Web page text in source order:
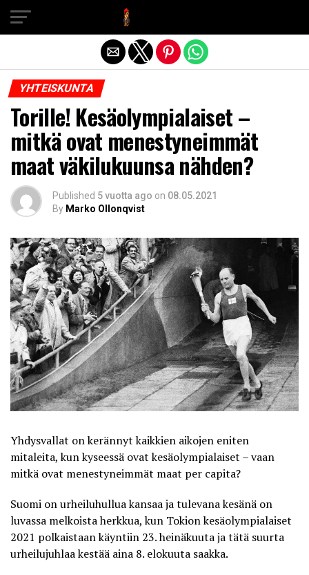
YHTEISKUNTA
Torille! Kesäolympialaiset –
mitkä ovat menestyneimmät
maat väkilukuunsa nähden?
Published 5 vuotta ago on 08.05.2021
By Marko Ollonqvist
Yhdysvallat on kerännyt kaikkien aikojen eniten
mitaleita, kun kyseessä ovat kesäolympialaiset – vaan
mitkä ovat menestyneimmät maat per capita?
Suomi on urheiluhullua kansaa ja tulevana kesänä on
luvassa melkoista herkkua, kun Tokion kesäolympialaiset
2021 polkaistaan käyntiin 23. heinäkuuta ja tätä suurta
urheilujuhlaa kestää aina 8. elokuuta saakka.
Exit mobile version